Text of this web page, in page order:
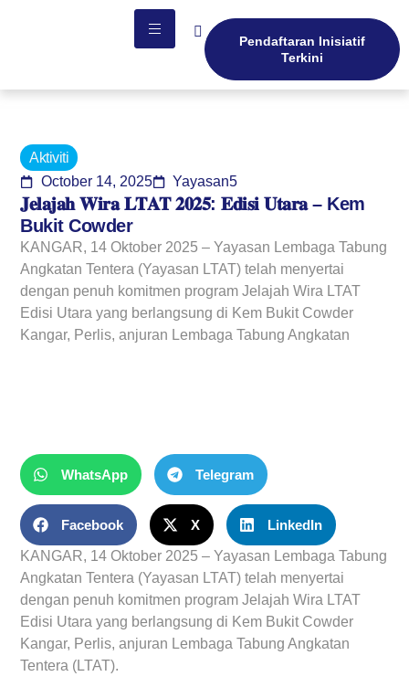
Pendaftaran Inisiatif
Terkini
Aktiviti
October 14, 2025
Yayasan5
𝐉𝐞𝐥𝐚𝐣𝐚𝐡 𝐖𝐢𝐫𝐚 𝐋𝐓𝐀𝐓 𝟐𝟎𝟐𝟓: 𝐄𝐝𝐢𝐬𝐢 𝐔𝐭𝐚𝐫𝐚 – Kem
Bukit Cowder
KANGAR, 14 Oktober 2025 – Yayasan Lembaga Tabung
Angkatan Tentera (Yayasan LTAT) telah menyertai
dengan penuh komitmen program Jelajah Wira LTAT
Edisi Utara yang berlangsung di Kem Bukit Cowder
Kangar, Perlis, anjuran Lembaga Tabung Angkatan
WhatsApp Telegram
Facebook X LinkedIn
KANGAR, 14 Oktober 2025 –Yayasan Lembaga Tabung
Angkatan Tentera (Yayasan LTAT) telah menyertai
dengan penuh komitmen program Jelajah Wira LTAT
Edisi Utara yang berlangsung di Kem Bukit Cowder
Kangar, Perlis, anjuran Lembaga Tabung Angkatan
Tentera (LTAT).